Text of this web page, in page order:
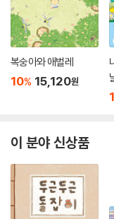
복숭아와 애벌레
10% 15,120원
이 분야 신상품